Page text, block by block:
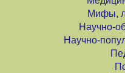
Мифы,
Научно-
Научно-